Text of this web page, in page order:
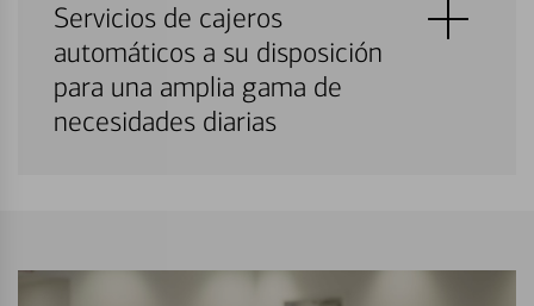
Servicios de cajeros
automáticos a su disposición
para una amplia gama de
necesidades diarias